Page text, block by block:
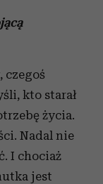
czegoś
kto starał
życia.
Nadal nie
I chociaż
jest